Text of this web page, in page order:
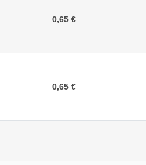
0,65 €
0,65 €